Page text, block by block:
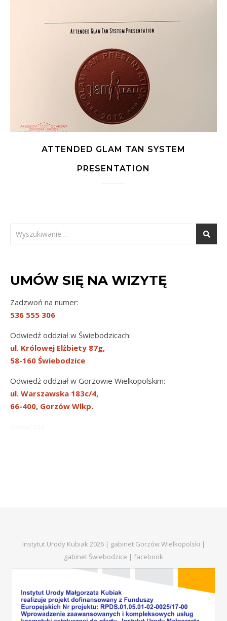
ATTENDED GLAM TAN SYSTEM
PRESENTATION
UMÓW SIĘ NA WIZYTĘ
Zadzwoń na numer:
536 555 306
Odwiedź oddział w Świebodzicach:
ul. Królowej Elżbiety 87g,
58-160 Świebodzice
Odwiedź oddział w Gorzowie Wielkopolskim:
ul. Warszawska 183c/4,
66-400, Gorzów Wlkp.
Instytut Urody Kubiak 2026 | gabinet Gorzów Wielkopolski |
gabinet Świebodzice | facebook